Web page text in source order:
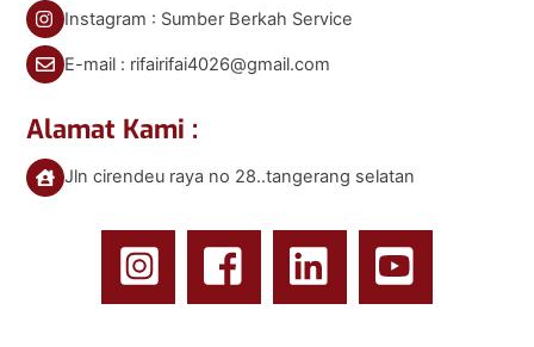
Instagram : Sumber Berkah Service
E-mail : rifairifai4026@gmail.com
Alamat Kami :
Jln cirendeu raya no 28..tangerang selatan